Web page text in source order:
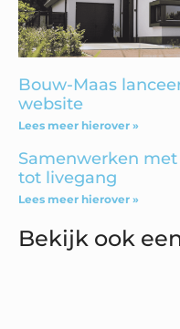
Bouw-Maas
website
Lees meer hierover »
Samenwerken
tot livegang
Lees meer hierover »
Bekijk ook